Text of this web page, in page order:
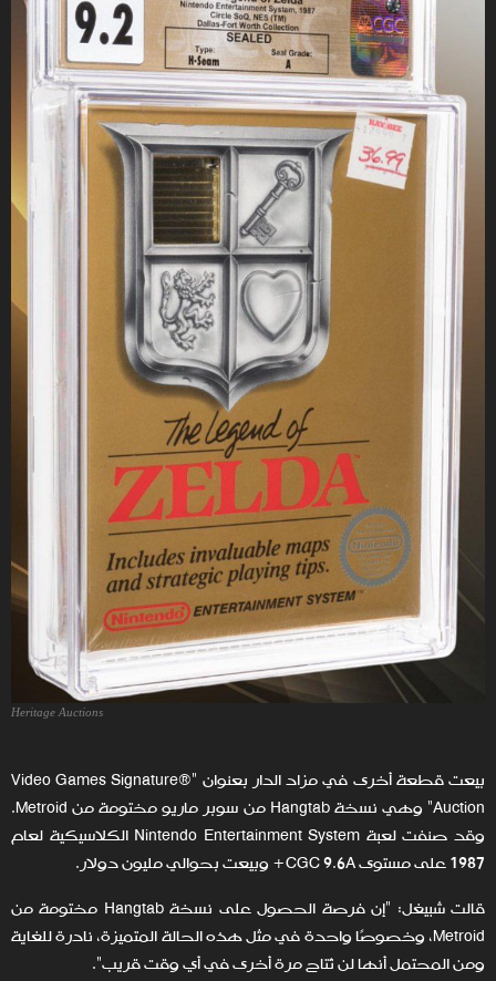
Heritage Auctions
بيعت قطعة أخرى في مزاد الدار بعنوان "Video Games Signature®
Auction" وهي نسخة Hangtab من سوبر ماريو مختومة من Metroid.
وقد صنفت لعبة Nintendo Entertainment System الكلاسيكية لعام
1987 على مستوى CGC 9.6A+ وبيعت بحوالي مليون دولار.
قالت شبيغل: "إن فرصة الحصول على نسخة Hangtab مختومة من
Metroid، وخصوصًا واحدة في مثل هذه الحالة المتميزة، نادرة للغاية
ومن المحتمل أنها لن تُتاح مرة أخرى في أي وقت قريب".